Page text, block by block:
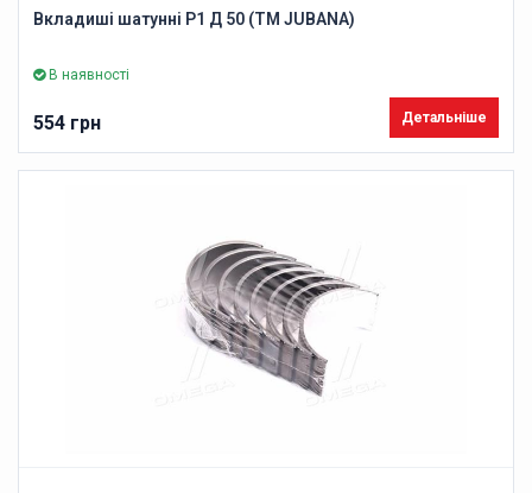
Вкладиші шатунні Р1 Д 50 (ТМ JUBANA)
В наявності
554 грн Детальніше